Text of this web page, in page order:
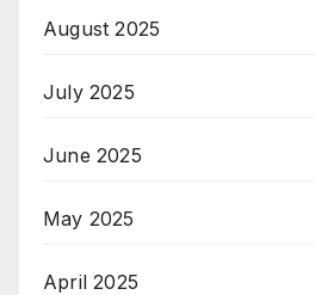
August 2025
July 2025
June 2025
May 2025
April 2025